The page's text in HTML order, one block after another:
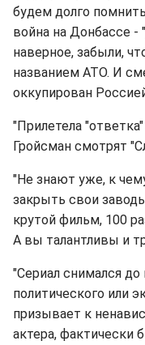
будем долго
война на Донбассе -
наверное, забыли,
названием АТО. И
оккупирован
"Прилетела
Гройсман смотрят
"Не знают уже, к
закрыть свои
крутой фильм, 100
А вы талантливы и
"Сериал снимался
политического или
призывает к
актера, фактически